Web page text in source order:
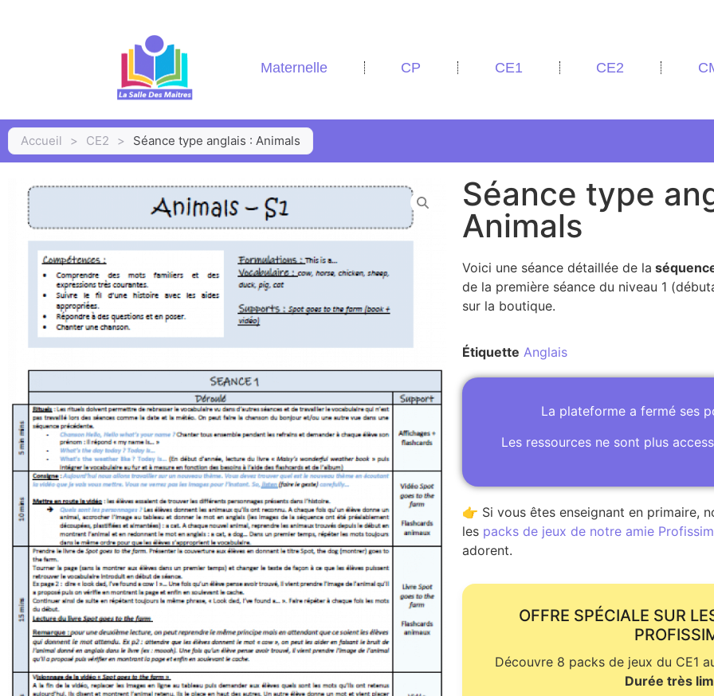
Maternelle CP CE1 CE2
Accueil > CE2 > Séance type anglais : Animals
Séance type
Animals
Voici une séance détaillée de la
de la première séance du niveau 1
sur la boutique.
Étiquette Anglais
La plateforme a fermé ses
Les ressources ne sont plus
👉 Si vous êtes enseignant en primaire,
les packs de jeux de notre amie
adorent.
OFFRE SPÉCIALE SUR
Découvre 8 packs de jeux du CE1
Durée très